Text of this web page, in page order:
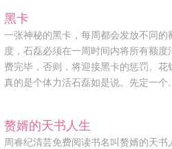
黑卡
一张神秘的黑卡，每周都会发放不同的
度，石磊必须在一周时间内将所有额度
费完毕，否则，将迎接黑卡的惩罚。花
真的是个体力活石磊如是说。先定一个
完的钱，不花还不行石磊最后说。...
赘婿的天书人生
周睿纪清芸免费阅读书名叫赘婿的天书